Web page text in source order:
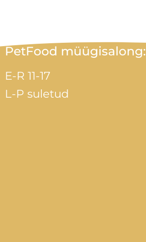
PetFood müügisalong:
E-R 11-17
L-P suletud